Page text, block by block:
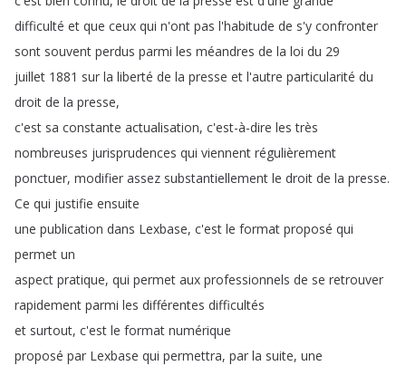
difficulté et que ceux qui n'ont pas l'habitude de s'y confronter
sont souvent perdus parmi les méandres de la loi du 29
juillet 1881 sur la liberté de la presse et l'autre particularité du
droit de la presse,
c'est sa constante actualisation, c'est-à-dire les très
nombreuses jurisprudences qui viennent régulièrement
ponctuer, modifier assez substantiellement le droit de la presse.
Ce qui justifie ensuite
une publication dans Lexbase, c'est le format proposé qui
permet un
aspect pratique, qui permet aux professionnels de se retrouver
rapidement parmi les différentes difficultés
et surtout, c'est le format numérique
proposé par Lexbase qui permettra, par la suite, une